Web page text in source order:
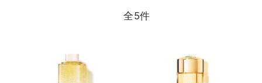
全5件